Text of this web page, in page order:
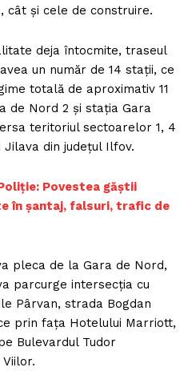
cât și cele de construire.
deja întocmite, traseul
un număr de 14 stații, ce
totală de aproximativ 11
de Nord 2 și stația Gara
teritoriul sectoarelor 1, 4
din județul Ilfov.
Povestea găștii
în șantaj, falsuri, trafic de
pleca de la Gara de Nord,
parcurge intersecția cu
Pârvan, strada Bogdan
prin fața Hotelului Marriott,
Bulevardul Tudor